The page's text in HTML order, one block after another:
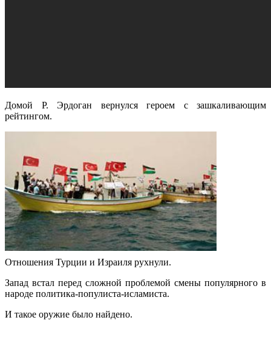
Домой Р. Эрдоган вернулся героем с зашкаливающим
рейтингом.
Отношения Турции и Израиля рухнули.
Запад встал перед сложной проблемой смены популярного в
народе политика-популиста-исламиста.
И такое оружие было найдено.